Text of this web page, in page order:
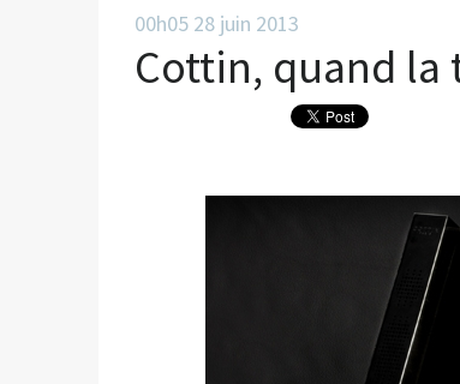
00h05 28 juin 2013
Cottin, quand la